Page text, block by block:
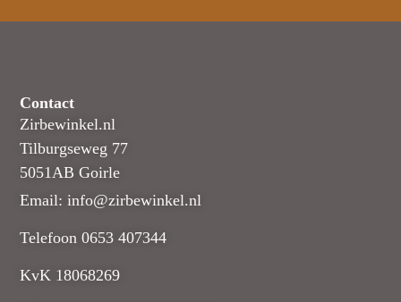
Contact
Zirbewinkel.nl
Tilburgseweg 77
5051AB Goirle
Email: info@zirbewinkel.nl
Telefoon 0653 407344
KvK 18068269